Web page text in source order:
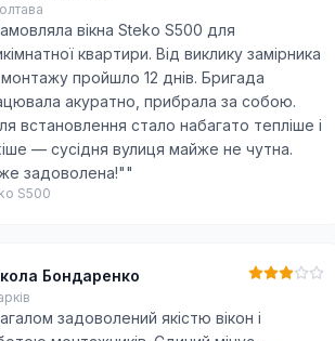
вікна Steko S500 для
квартири. Від виклику замірника
пройшло 12 днів. Бригада
акуратно, прибрала за собою.
встановлення стало набагато тепліше і
— сусідня вулиця майже не чутна.
задоволена!""
S500
Бондаренко
задоволений якістю вікон і